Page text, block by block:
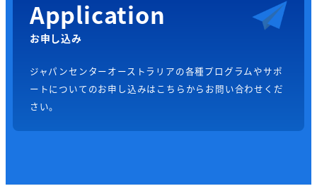
Application
お申し込み
ジャパンセンターオーストラリアの各種プログラムやサポ
ートについてのお申し込みはこちらからお問い合わせくだ
さい。